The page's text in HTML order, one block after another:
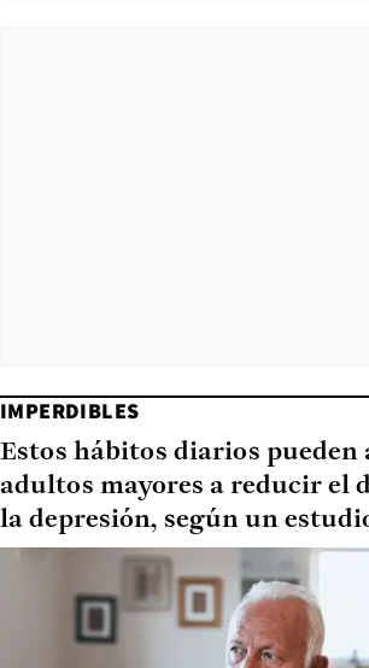
IMPERDIBLES
Estos hábitos diarios pueden
adultos mayores a reducir el
la depresión, según un